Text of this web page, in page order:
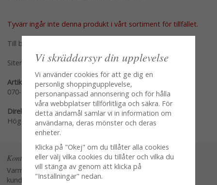
Tyvärr ingår inte denna produkt i vårt sortiment för tillfället.
Till butikens startsida »
Sitemap »
Artikelnummer:
070-353-71
Direktlänk:
Högerklicka och kopiera adressen
Kontakta oss
Varmt välkommen att kontakta vår
kundtjänst.
Vi skräddarsyr din upplevelse
Vi använder cookies för att ge dig en
personlig shoppingupplevelse,
personanpassad annonsering och för hålla
våra webbplatser tillförlitliga och säkra. För
detta ändamål samlar vi in information om
användarna, deras mönster och deras
enheter.
Klicka på "Okej" om du tillåter alla cookies
eller välj vilka cookies du tillåter och vilka du
vill stänga av genom att klicka på
"Inställningar" nedan.